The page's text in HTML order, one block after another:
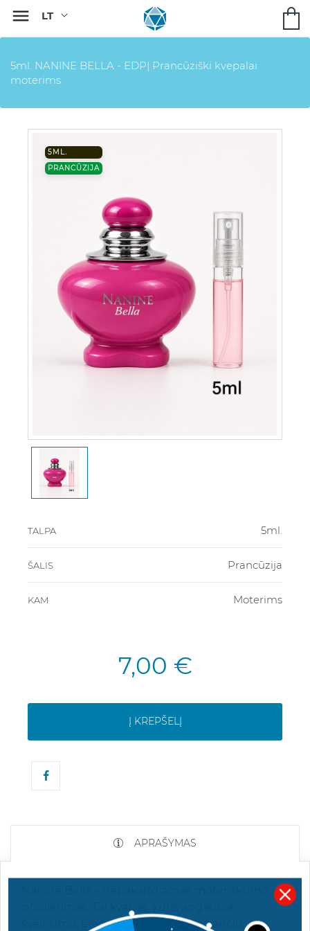

5ml. NANINE BELLA - EDP| Prancūziški kvepalai
moterims
5ML.
PRANCŪZIJA
TALPA 5ml.
ŠALIS Prancūzija
KAM Moterims
7,00 €
Į KREPŠELĮ
APRAŠYMAS
prisilietimas. Tai kvapas, kuris apgaubia
švelnumu, elegancija ir neįpareigojančiu